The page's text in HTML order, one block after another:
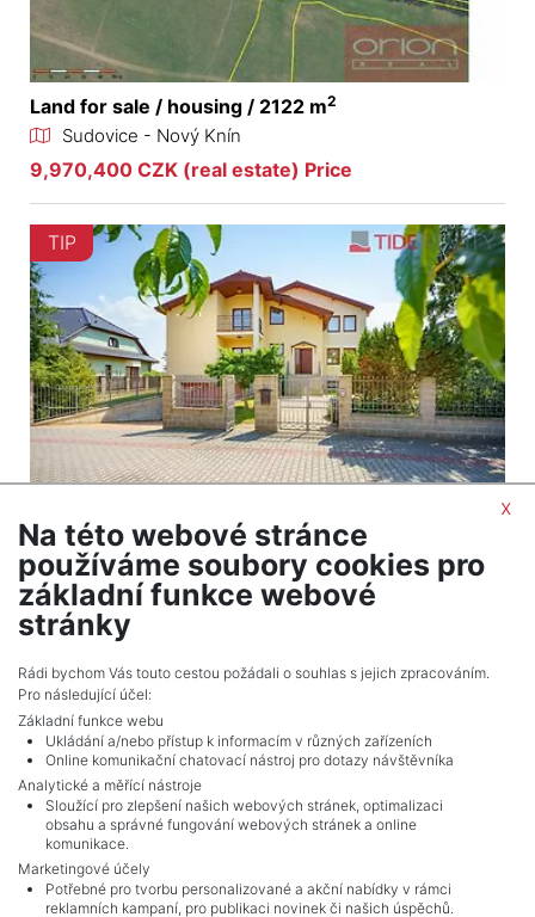
Land for sale / housing / 2122 m2
Sudovice - Nový Knín
9,970,400 CZK (real estate) Price
TIP
House to rent / villa / 420 m2
Zdiměřice - Jesenice
80,000 CZK (month) Price
x
Na této webové stránce
používáme soubory cookies pro
základní funkce webové
stránky
Rádi bychom Vás touto cestou požádali o souhlas s jejich zpracováním.
Pro následující účel:
Základní funkce webu
Ukládání a/nebo přístup k informacím v různých zařízeních
Online komunikační chatovací nástroj pro dotazy návštěvníka
Analytické a měřící nástroje
Sloužící pro zlepšení našich webových stránek, optimalizaci
obsahu a správné fungování webových stránek a online
komunikace.
Marketingové účely
Potřebné pro tvorbu personalizované a akční nabídky v rámci
reklamních kampaní, pro publikaci novinek či našich úspěchů.